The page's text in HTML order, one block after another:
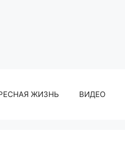
ЖИЗНЬ ВИДЕО